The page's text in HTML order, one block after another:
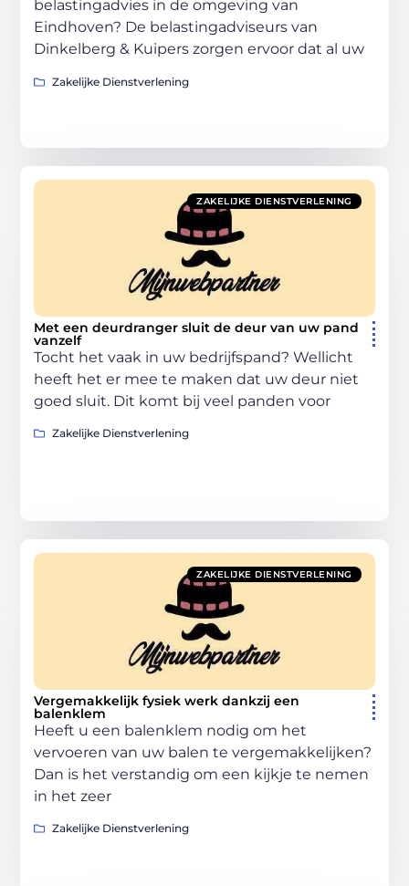
belastingadvies in de omgeving van
Eindhoven? De belastingadviseurs van
Dinkelberg & Kuipers zorgen ervoor dat al uw
Zakelijke Dienstverlening
ZAKELIJKE DIENSTVERLENING
Met een deurdranger sluit de deur van uw pand
vanzelf
Tocht het vaak in uw bedrijfspand? Wellicht
heeft het er mee te maken dat uw deur niet
goed sluit. Dit komt bij veel panden voor
Zakelijke Dienstverlening
ZAKELIJKE DIENSTVERLENING
Vergemakkelijk fysiek werk dankzij een
balenklem
Heeft u een balenklem nodig om het
vervoeren van uw balen te vergemakkelijken?
Dan is het verstandig om een kijkje te nemen
in het zeer
Zakelijke Dienstverlening